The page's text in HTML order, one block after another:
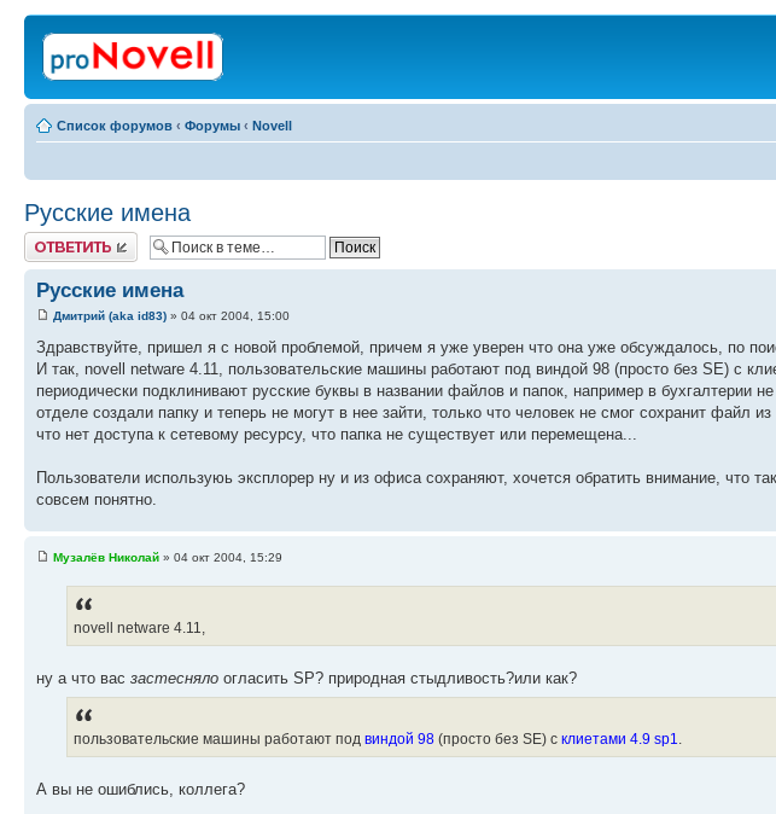
Список форумов ‹ Форумы ‹ Novell
Русские имена
Ответить
Русские имена
Дмитрий (aka id83) » 04 окт 2004, 15:00
Здравствуйте, пришел я с новой проблемой, причем я уже уверен что она уже обсуждалось, по
И так, novell netware 4.11, пользовательские машины работают под виндой 98 (просто без SE) с
периодически подклинивают русские буквы в названии файлов и папок, например в бухгалтерии
отделе создали папку и теперь не могут в нее зайти, только что человек не смог сохранит файл
что нет доступа к сетевому ресурсу, что папка не существует или перемещена...
Пользователи используюь эксплорер ну и из офиса сохраняют, хочется обратить внимание, что
совсем понятно.
Музалёв Николай » 04 окт 2004, 15:29
novell netware 4.11,
ну а что вас застесняло огласить SP? природная стыдливость?или как?
пользовательские машины работают под виндой 98 (просто без SE) с клиетами 4.9 sp1.
А вы не ошиблись, коллега?